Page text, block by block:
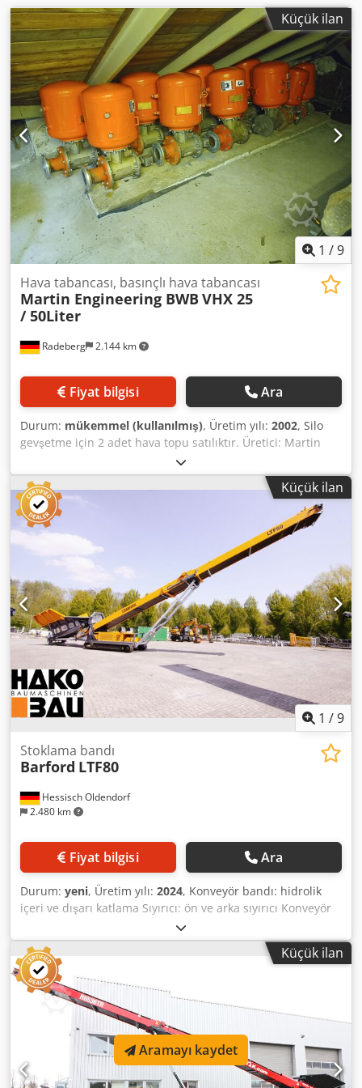
Küçük ilan
1 /9
Radeberg 2.144 km
Hava tabancası, basınçlı hava tabancası
Martin Engineering BWB VHX 25
/ 50Liter
Fiyat bilgisi Ara
Durum: mükemmel (kullanılmış), Üretim yılı: 2002, Silo
gevşetme için 2 adet hava topu satılıktır. Üretici: Martin
Engineering Kapasite: 50 litre Çalışma basıncı: 8 bar Djdpfx
Aoh A H Thjcdswa Üretim yılı: 2002 1 adet Kapasite: 25 litre
Çalışma basıncı: 10 bar İnşaat yılı: 2011
Küçük ilan
1 /9
Hessisch Oldendorf
2.480 km
Stoklama bandı
Barford LTF80
Fiyat bilgisi Ara
Durum: yeni, Üretim yılı: 2024, Konveyör bandı: hidrolik
içeri ve dışarı katlama Sıyırıcı: ön ve arka sıyırıcı Konveyör
bant uzunluğu: 25.000 mm Motor: Caterpillar 4.4 Sabit
Hızlı Motor 133 HP Dwjdpeikqxtofx Acdea Paletli palet:
Zemin plakaları 400 mm Boşaltma yüksekliği 22,5° / 27,5°:
8.8200 / 11.000 mm Konveyör bant genişliği: 1.200 mm
Besleme hunisi: Kapasite 8 m³
Küçük ilan
Aramayı kaydet